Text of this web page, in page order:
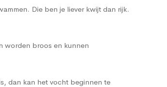
Die ben je liever kwijt dan rijk.
worden broos en kunnen
dan kan het vocht beginnen te